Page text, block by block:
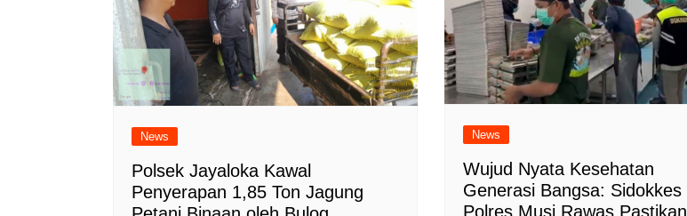
News
Polsek Jayaloka Kawal
Penyerapan 1,85 Ton Jagung
News
Wujud Nyata Kesehatan
Generasi Bangsa: Sidokkes
Polres Musi Rawas Pastikan